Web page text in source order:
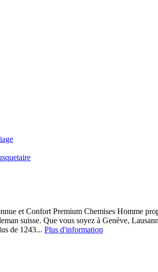
et Confort Premium Chemises Homme
suisse. Que vous soyez à Genève,
de 1243... Plus d'information